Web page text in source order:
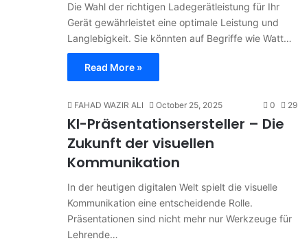
Die Wahl der richtigen Ladegerätleistung für Ihr
Gerät gewährleistet eine optimale Leistung und
Langlebigkeit. Sie könnten auf Begriffe wie Watt…
Read More »
FAHAD WAZIR ALI October 25, 2025 0 29
KI-Präsentationsersteller – Die
Zukunft der visuellen
Kommunikation
In der heutigen digitalen Welt spielt die visuelle
Kommunikation eine entscheidende Rolle.
Präsentationen sind nicht mehr nur Werkzeuge für
Lehrende…